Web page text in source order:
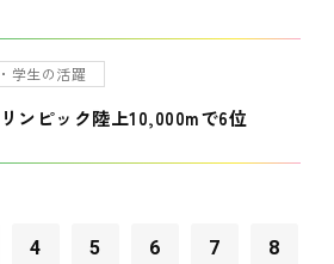
学生の活躍
ンピック陸上10,000mで6位
4 5 6 7 8